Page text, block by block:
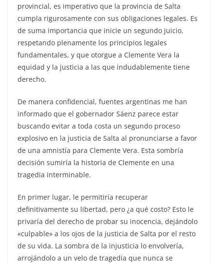
provincial, es imperativo que la provincia de Salta
cumpla rigurosamente con sus obligaciones legales. Es
de suma importancia que inicie un segundo juicio,
respetando plenamente los principios legales
fundamentales, y que otorgue a Clemente Vera la
equidad y la justicia a las que indudablemente tiene
derecho.
De manera confidencial, fuentes argentinas me han
informado que el gobernador Sáenz parece estar
buscando evitar a toda costa un segundo proceso
explosivo en la justicia de Salta al pronunciarse a favor
de una amnistía para Clemente Vera. Esta sombría
decisión sumiría la historia de Clemente en una
tragedia interminable.
En primer lugar, le permitiría recuperar
definitivamente su libertad, pero ¿a qué costo? Esto le
privaría del derecho de probar su inocencia, dejándolo
«culpable» a los ojos de la justicia de Salta por el resto
de su vida. La sombra de la injusticia lo envolvería,
arrojándolo a un velo de tragedia que nunca se